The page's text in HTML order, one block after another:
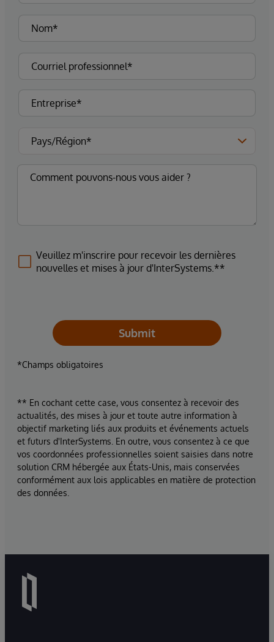
Veuillez m'inscrire pour recevoir les dernières
nouvelles et mises à jour d'InterSystems.**
Submit
*Champs obligatoires
** En cochant cette case, vous consentez à recevoir des
actualités, des mises à jour et toute autre information à
objectif marketing liés aux produits et événements actuels
et futurs d'InterSystems. En outre, vous consentez à ce que
vos coordonnées professionnelles soient saisies dans notre
solution CRM hébergée aux États-Unis, mais conservées
conformément aux lois applicables en matière de protection
des données.